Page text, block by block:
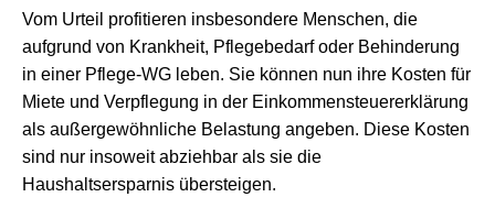
Vom Urteil profitieren insbesondere Menschen, die
aufgrund von Krankheit, Pflegebedarf oder Behinderung
in einer Pflege-WG leben. Sie können nun ihre Kosten für
Miete und Verpflegung in der Einkommensteuererklärung
als außergewöhnliche Belastung angeben. Diese Kosten
sind nur insoweit abziehbar als sie die
Haushaltsersparnis übersteigen.